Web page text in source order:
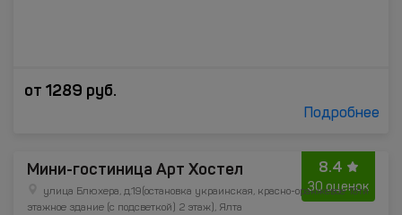
от 1289 руб.
Подробнее
8.4
30 оценок
Мини-гостиница Арт Хостел
улица Блюхера, д.19(остановка украинская, красно-оранжевое 18ти
этажное здание (с подсветкой) 2 этаж), Ялта